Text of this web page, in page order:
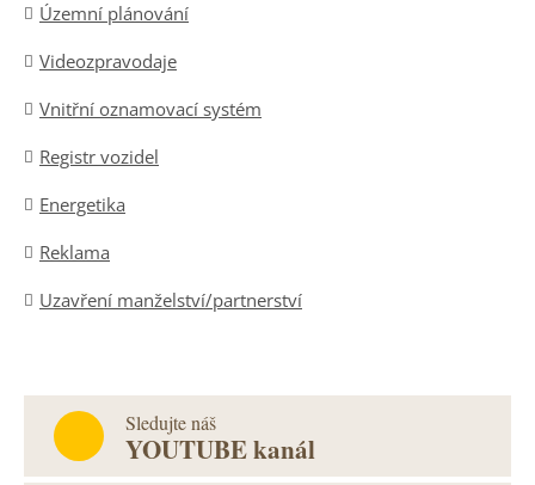
Územní plánování
Videozpravodaje
Vnitřní oznamovací systém
Registr vozidel
Energetika
Reklama
Uzavření manželství/partnerství
Sledujte náš
YOUTUBE kanál